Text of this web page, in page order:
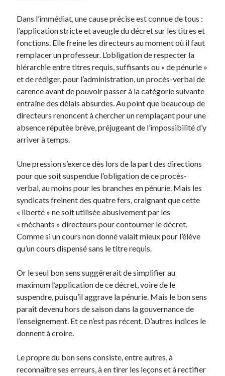
Commentaires récents
Dans l’immédiat, une cause précise est connue de tous :
l’application stricte et aveugle du décret sur les titres et
fonctions. Elle freine les directeurs au moment où il faut
remplacer un professeur. L’obligation de respecter la
hiérarchie entre titres requis, suffisants ou « de pénurie »
et de rédiger, pour l’administration, un procès-verbal de
carence avant de pouvoir passer à la catégorie suivante
entraîne des délais absurdes. Au point que beaucoup de
directeurs renoncent à chercher un remplaçant pour une
absence réputée brève, préjugeant de l’impossibilité d’y
arriver à temps.
Une pression s’exerce dès lors de la part des directions
pour que soit suspendue l’obligation de ce procès-
verbal, au moins pour les branches en pénurie. Mais les
syndicats freinent des quatre fers, craignant que cette
« liberté » ne soit utilisée abusivement par les
« méchants » directeurs pour contourner le décret.
Comme si un cours non donné valait mieux pour l’élève
qu’un cours dispensé sans le titre requis.
Or le seul bon sens suggérerait de simplifier au
maximum l’application de ce décret, voire de le
suspendre, puisqu’il aggrave la pénurie. Mais le bon sens
paraît devenu hors de saison dans la gouvernance de
l’enseignement. Et ce n’est pas récent. D’autres indices le
donnent à croire.
Le propre du bon sens consiste, entre autres, à
reconnaître ses erreurs, à en tirer les leçons et à rectifier